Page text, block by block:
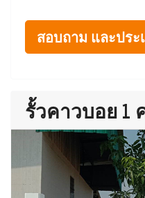
สอบถาม และประ
รั้วคาวบอย 1